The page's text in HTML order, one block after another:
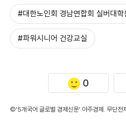
#대한노인회 경남연합회 실버대학
#파워시니어 건강교실
0
©'5개국어 글로벌 경제신문' 아주경제. 무단전